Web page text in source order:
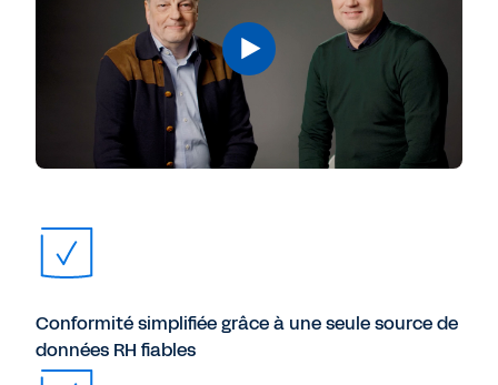
Conformité simplifiée grâce à une seule source de
données RH fiables